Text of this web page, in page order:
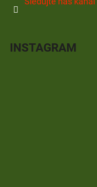
INSTAGRAM